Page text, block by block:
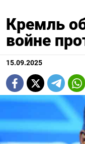
Кремль
войне
15.09.2025